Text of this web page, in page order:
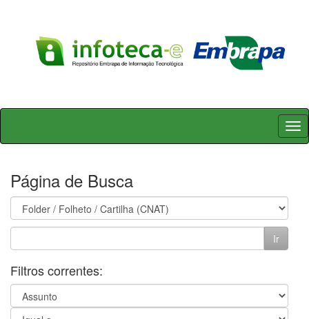
Skip
Página de Busca
Filtros correntes: